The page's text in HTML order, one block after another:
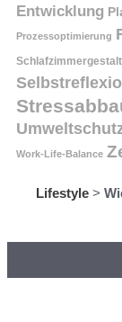
Entwicklung
Prozessoptimierung
Work-Life-Balance
Lifestyle >